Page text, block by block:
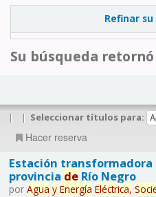
Refinar
Su búsqueda
| | Seleccionar títulos para:
Hacer reserva
Estación transformadora
provincia deRío Negro
por Agua y Energía Eléctrica,